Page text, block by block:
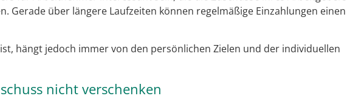
Gerade über längere Laufzeiten können regelmäßige Einzahlungen einen
hängt jedoch immer von den persönlichen Zielen und der individuellen
nicht verschenken